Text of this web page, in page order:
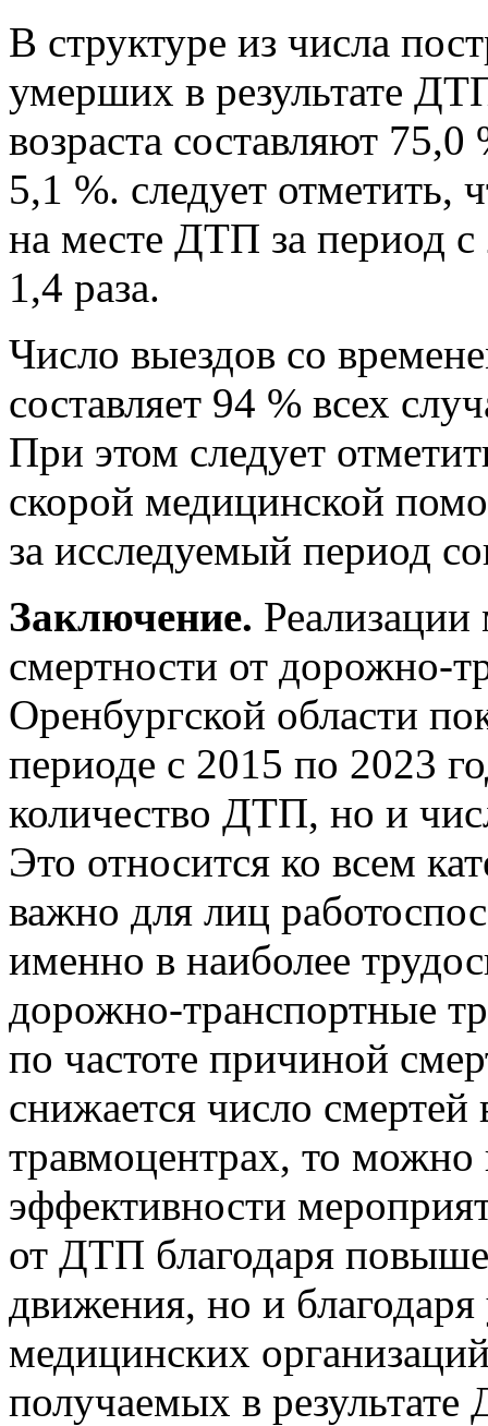
В структуре из числа
умерших в результате
возраста составляют 75,0
5,1 %. следует отметить,
на месте ДТП за период с
1,4 раза.
Число выездов со
составляет 94 % всех
При этом следует
скорой медицинской
за исследуемый период
Заключение.
смертности от дорожно-
Оренбургской области
периоде с 2015 по 2023
количество ДТП, но и
Это относится ко всем
важно для лиц
именно в наиболее
дорожно-транспортные
по частоте причиной
снижается число смертей
травмоцентрах, то можно
эффективности
от ДТП благодаря
движения, но и
медицинских
получаемых в